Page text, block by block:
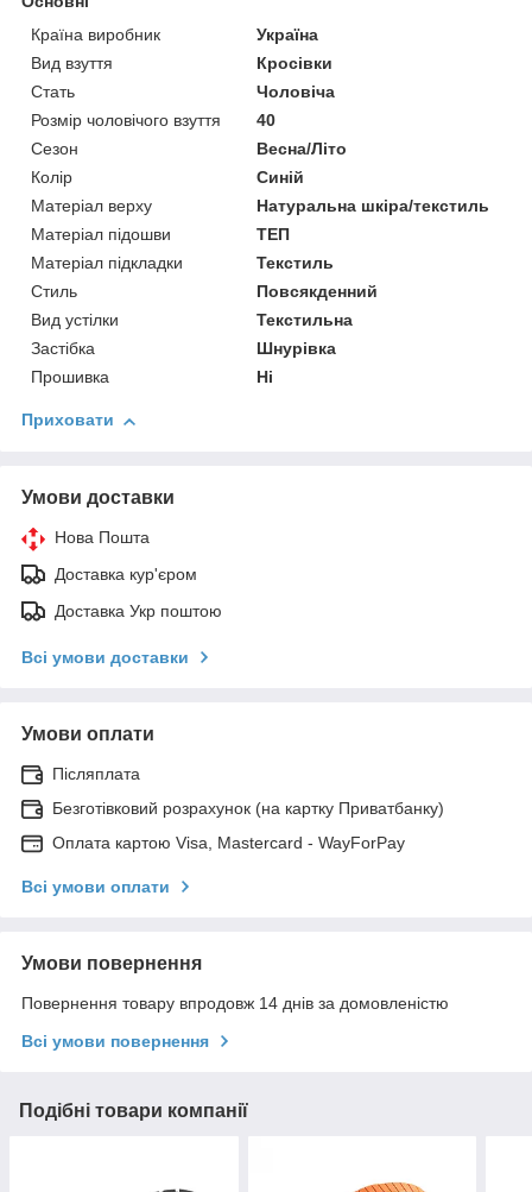
Країна виробник
Україна
Вид взуття
Кросівки
Стать
Чоловіча
Розмір чоловічого взуття
40
Сезон
Весна/Літо
Колір
Синій
Матеріал верху
Натуральна шкіра/текстиль
Матеріал підошви
ТЕП
Матеріал підкладки
Текстиль
Стиль
Повсякденний
Вид устілки
Текстильна
Застібка
Шнурівка
Прошивка
Ні
Приховати
Умови доставки
Нова Пошта
Доставка кур'єром
Доставка Укр поштою
Всі умови доставки
Умови оплати
Післяплата
Безготівковий розрахунок (на картку Приватбанку)
Оплата картою Visa, Mastercard - WayForPay
Всі умови оплати
Умови повернення
Повернення товару впродовж 14 днів за домовленістю
Всі умови повернення
Подібні товари компанії